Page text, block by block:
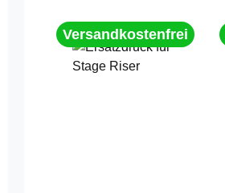
Versandkostenfrei